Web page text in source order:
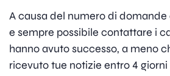
A causa del numero di
e sempre possibile contattare i
hanno avuto successo, a meno
ricevuto tue notizie entro 4